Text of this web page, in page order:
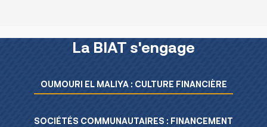
La BIAT s'engage
Menu L’essentiel de la BIAT
OUMOURI EL MALIYA : CULTURE FINANCIÈRE
SOCIÉTÉS COMMUNAUTAIRES : FINANCEMENT